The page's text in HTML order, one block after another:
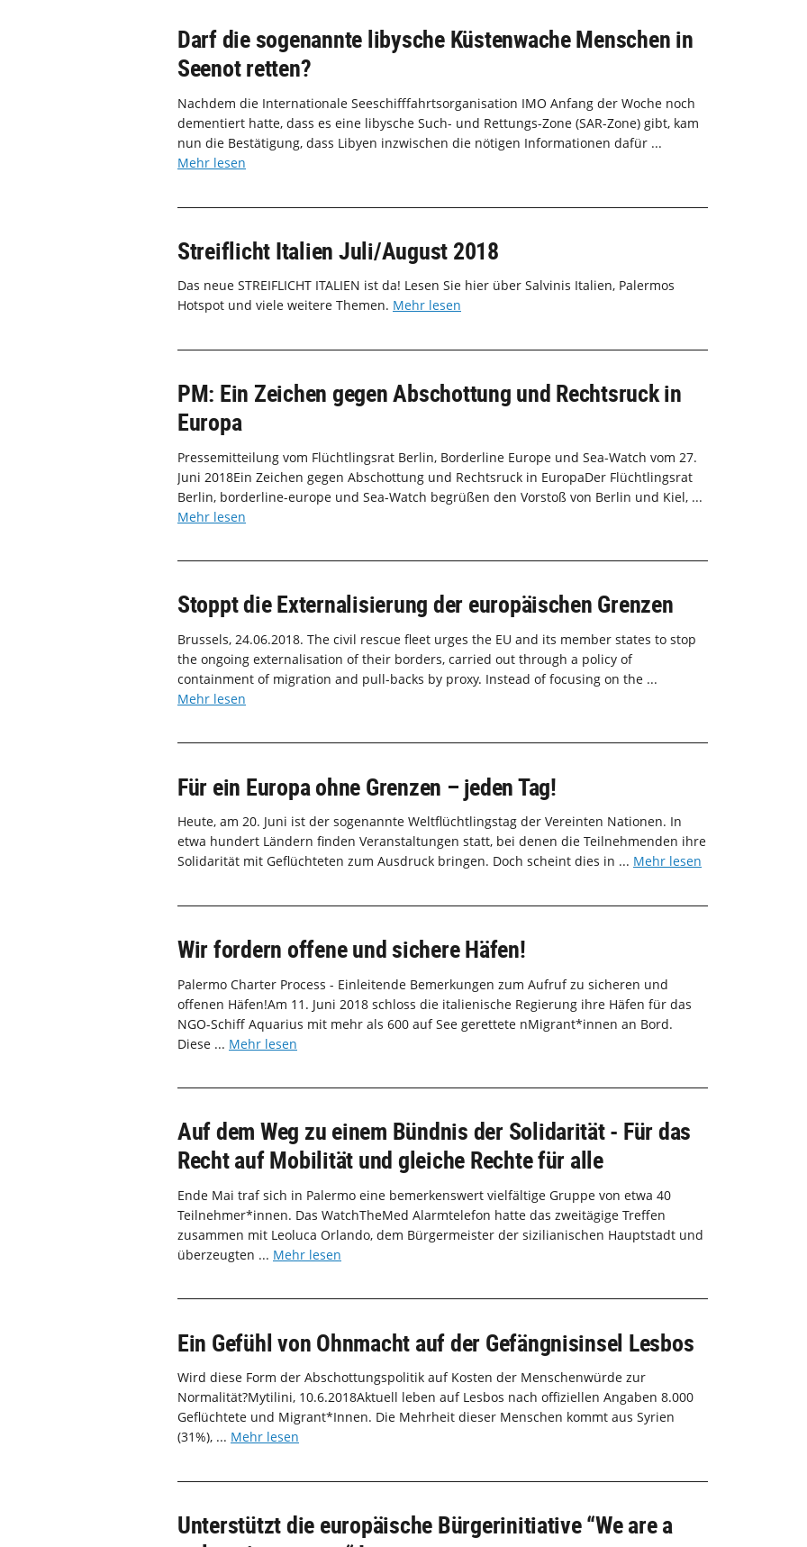
Darf die sogenannte libysche Küstenwache Menschen in
Seenot retten?
Nachdem die Internationale Seeschifffahrtsorganisation IMO Anfang der Woche noch
dementiert hatte, dass es eine libysche Such- und Rettungs-Zone (SAR-Zone) gibt, kam
nun die Bestätigung, dass Libyen inzwischen die nötigen Informationen dafür ...
Mehr lesen
Streiflicht Italien Juli/August 2018
Das neue STREIFLICHT ITALIEN ist da! Lesen Sie hier über Salvinis Italien, Palermos
Hotspot und viele weitere Themen. Mehr lesen
PM: Ein Zeichen gegen Abschottung und Rechtsruck in
Europa
Pressemitteilung vom Flüchtlingsrat Berlin, Borderline Europe und Sea-Watch vom 27.
Juni 2018Ein Zeichen gegen Abschottung und Rechtsruck in EuropaDer Flüchtlingsrat
Berlin, borderline-europe und Sea-Watch begrüßen den Vorstoß von Berlin und Kiel, ...
Mehr lesen
Stoppt die Externalisierung der europäischen Grenzen
Brussels, 24.06.2018. The civil rescue fleet urges the EU and its member states to stop
the ongoing externalisation of their borders, carried out through a policy of
containment of migration and pull-backs by proxy. Instead of focusing on the ...
Mehr lesen
Für ein Europa ohne Grenzen – jeden Tag!
Heute, am 20. Juni ist der sogenannte Weltflüchtlingstag der Vereinten Nationen. In
etwa hundert Ländern finden Veranstaltungen statt, bei denen die Teilnehmenden ihre
Solidarität mit Geflüchteten zum Ausdruck bringen. Doch scheint dies in ... Mehr lesen
Wir fordern offene und sichere Häfen!
Palermo Charter Process - Einleitende Bemerkungen zum Aufruf zu sicheren und
offenen Häfen!Am 11. Juni 2018 schloss die italienische Regierung ihre Häfen für das
NGO-Schiff Aquarius mit mehr als 600 auf See gerettete nMigrant*innen an Bord.
Diese ... Mehr lesen
Auf dem Weg zu einem Bündnis der Solidarität - Für das
Recht auf Mobilität und gleiche Rechte für alle
Ende Mai traf sich in Palermo eine bemerkenswert vielfältige Gruppe von etwa 40
Teilnehmer*innen. Das WatchTheMed Alarmtelefon hatte das zweitägige Treffen
zusammen mit Leoluca Orlando, dem Bürgermeister der sizilianischen Hauptstadt und
überzeugten ... Mehr lesen
Ein Gefühl von Ohnmacht auf der Gefängnisinsel Lesbos
Wird diese Form der Abschottungspolitik auf Kosten der Menschenwürde zur
Normalität?Mytilini, 10.6.2018Aktuell leben auf Lesbos nach offiziellen Angaben 8.000
Geflüchtete und Migrant*Innen. Die Mehrheit dieser Menschen kommt aus Syrien
(31%), ... Mehr lesen
Unterstützt die europäische Bürgerinitiative “We are a